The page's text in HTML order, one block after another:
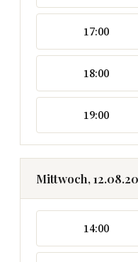
17:00
18:00
19:00
Mittwoch,
14:00